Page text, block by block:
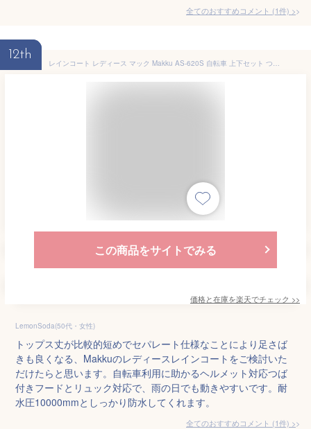
全てのおすすめコメント (1件) >
12th
レインコート レディース マック Makku AS-620S 自転車 上下セット つば付き 軽量 可愛い きれいめ おしゃれ 大人 女性 高校生 ママ 収納袋付き 通勤 通学 リュック対応 ヘルメット 回転フード 顔濡れない セパレート 耐水圧 透湿 10000mm 防水 撥水 レインスーツ ズボン
この商品をサイトでみる
価格と在庫を楽天でチェック >>
LemonSoda(50代・女性)
トップス丈が比較的短めでセパレート仕様なことにより足さば
きも良くなる、Makkuのレディースレインコートをご検討いた
だけたらと思います。自転車利用に助かるヘルメット対応つば
付きフードとリュック対応で、雨の日でも動きやすいです。耐
水圧10000mmとしっかり防水してくれます。
全てのおすすめコメント (1件) >